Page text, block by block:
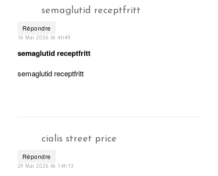
semaglutid receptfritt
Répondre
16 Mai 2026 At 4h49
semaglutid receptfritt
semaglutid receptfritt
cialis street price
Répondre
29 Mai 2026 At 14h13